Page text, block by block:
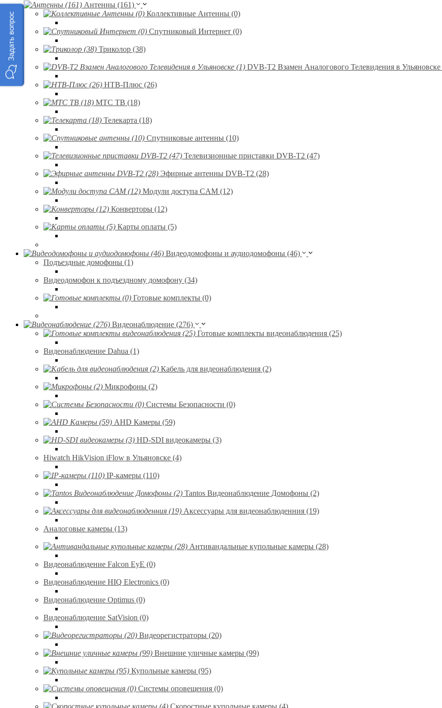
Антенны (161)
Коллективные Антенны (0)
Спутниковый Интернет (0)
Триколор (38)
DVB-T2 Взамен Аналогового Телевидения в Ульяновске
НТВ-Плюс (26)
МТС ТВ (18)
Телекарта (18)
Спутниковые антенны (10)
Телевизионные приставки DVB-T2 (47)
Эфирные антенны DVB-T2 (28)
Модули доступа CAM (12)
Конверторы (12)
Карты оплаты (5)
Видеодомофоны и аудиодомофоны (46)
Подъездные домофоны (1)
Видеодомофон к подъездному домофону (34)
Готовые комплекты (0)
Видеонаблюдение (276)
Готовые комплекты видеонаблюдения (25)
Видеонаблюдение Dahua (1)
Кабель для видеонаблюдения (2)
Микрофоны (2)
Системы Безопасности (0)
AHD Камеры (59)
HD-SDI видеокамеры (3)
Hiwatch HikVision iFlow в Ульяновске (4)
IP-камеры (110)
Tantos Видеонаблюдение Домофоны (2)
Аксессуары для видеонаблюденния (19)
Аналоговые камеры (13)
Антивандальные купольные камеры (28)
Видеонаблюдение Falcon EyE (0)
Видеонаблюдение HIQ Electronics (0)
Видеонаблюдение Optimus (0)
Видеонаблюдение SatVision (0)
Видеорегистраторы (20)
Внешние уличные камеры (99)
Купольные камеры (95)
Системы оповещения (0)
Скоростные купольные камеры (4)
Задать вопрос